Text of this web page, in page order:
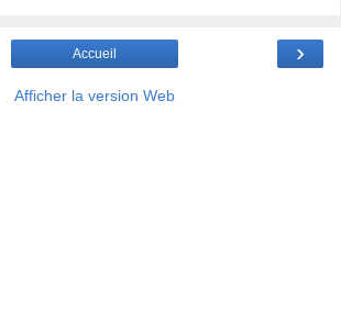
›
Accueil
Afficher la version Web